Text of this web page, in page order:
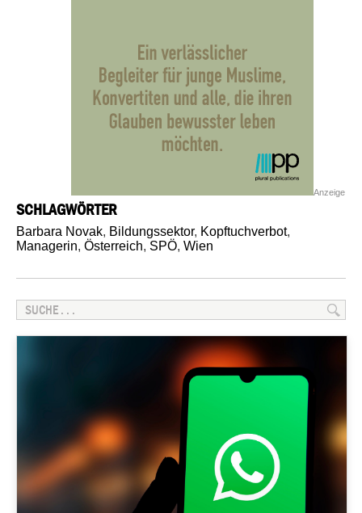
Anzeige
SCHLAGWÖRTER
Barbara Novak, Bildungssektor, Kopftuchverbot,
Managerin, Österreich, SPÖ, Wien